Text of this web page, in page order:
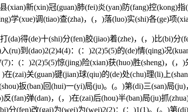
(xian)新(xin)冠(guan)肺(fei)炎(yan)防(fang)控(kong)
学(xue)调(tiao)查(zha)，(，)落(luo)实(shi)各(ge)项
(de)十(shi)分(fen)胶(jiao)着(zhe)，(，)比(bi)分
(ru)到(dao)2(2)4(4)：(：)2(2)5(5)的(de)情(qing)况
：(：)2(2)5(5)惊(jing)险(xian)获(huo)胜(sheng)，(
(zai)关(guan)键(jian)球(qiu)的(de)处(chu)理(li)上
扳(ban)回(hui)一(yi)局(ju)。(。)第(di)三(san)局
(fan)弹(dan)，(，)在(zai)后(hou)半(ban)局(ju)抓
分(fen)改(gai)为(wei)为(wei)2(2)：(：)1(1)。(。)第